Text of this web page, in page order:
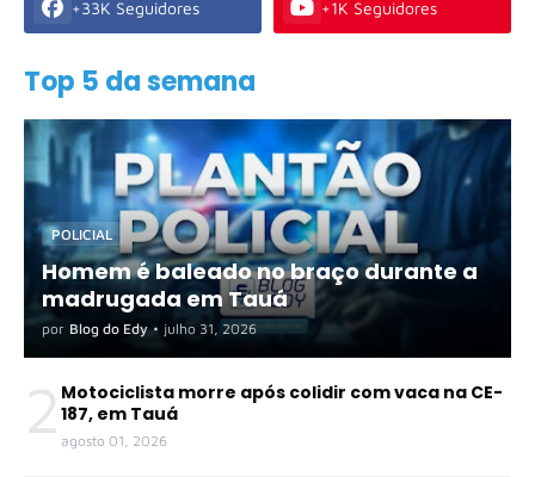
+33K Seguidores +1K Seguidores
Top 5 da semana
POLICIAL
Homem é baleado no braço durante a
madrugada em Tauá
por Blog do Edy • julho 31, 2026
2 Motociclista morre após colidir com vaca na CE-
187, em Tauá
agosto 01, 2026